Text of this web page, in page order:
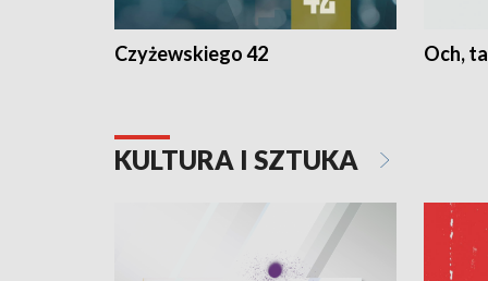
Czyżewskiego 42 Och,
KULTURA I SZTUKA